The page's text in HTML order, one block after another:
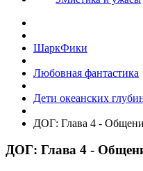
ШаркФики
Любовная фантастика
Дети океанских
ДОГ: Глава 4 -
ДОГ: Глава 4 -